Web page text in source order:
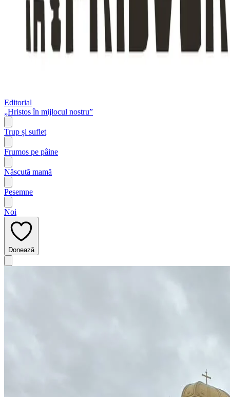
Editorial
„Hristos în mijlocul nostru”
Trup și suflet
Frumos pe pâine
Născută mamă
Pesemne
Noi
Donează